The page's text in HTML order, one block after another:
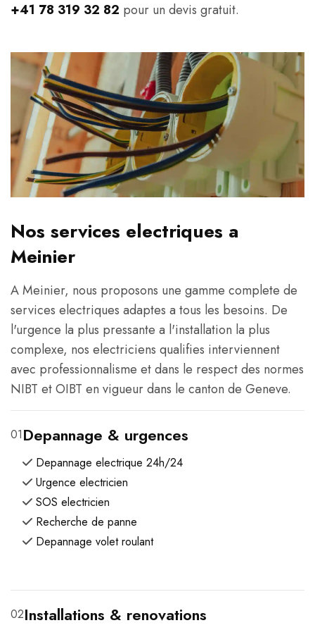
+41 78 319 32 82 pour un devis gratuit.
Nos services electriques a
Meinier
A Meinier, nous proposons une gamme complete de
services electriques adaptes a tous les besoins. De
l'urgence la plus pressante a l'installation la plus
complexe, nos electriciens qualifies interviennent
avec professionnalisme et dans le respect des normes
NIBT et OIBT en vigueur dans le canton de Geneve.
01Depannage & urgences
Depannage electrique 24h/24
Urgence electricien
SOS electricien
Recherche de panne
Depannage volet roulant
02Installations & renovations